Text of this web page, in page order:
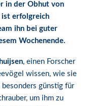
in der Obhut von
ist erfolgreich
ihn bei guter
Wochenende.
, einen Forscher
wissen, wie sie
günstig für
um ihm zu